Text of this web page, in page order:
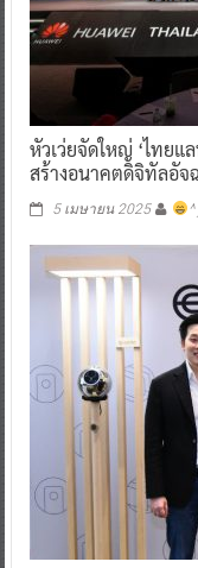
หัวเว่ยจัดใหญ่ ‘ไทย
สร้างอนาคตดิจิทัลอัจ
5 เมษายน 2025 ^